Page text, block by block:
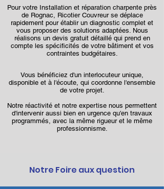
Pour votre Installation et réparation charpente près
de Rognac, Ricotier Couvreur se déplace
rapidement pour établir un diagnostic complet et
vous proposer des solutions adaptées. Nous
réalisons un devis gratuit détaillé qui prend en
compte les spécificités de votre bâtiment et vos
contraintes budgétaires.
Vous bénéficiez d'un interlocuteur unique,
disponible et à l'écoute, qui coordonne l'ensemble
de votre projet.
Notre réactivité et notre expertise nous permettent
d'intervenir aussi bien en urgence qu'en travaux
programmés, avec la même rigueur et le même
professionnisme.
Notre Foire aux question